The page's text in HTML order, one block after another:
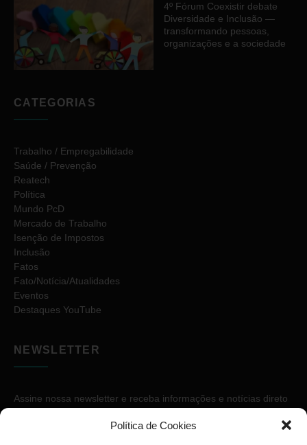
Política de Cookies
4º Fórum Coexistir debate
Diversidade e Inclusão —
transformando pessoas,
organizações e a sociedade
CATEGORIAS
Trabalho / Empregabilidade
Saúde / Prevenção
Reatech
Política
Mundo PcD
Mercado de Trabalho
Isenção de Impostos
Inclusão
Fatos
Fato/Notícia/Atualidades
Eventos
Destaques YouTube
NEWSLETTER
Assine nossa newsletter e receba informações e notícias direto